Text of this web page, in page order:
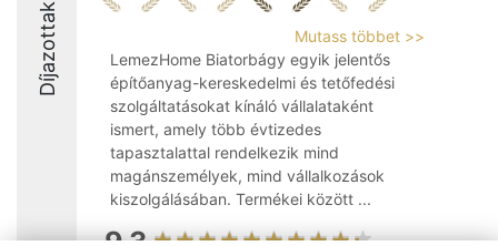
Díjazottak
Mutass többet >>
LemezHome Biatorbágy egyik jelentős
építőanyag-kereskedelmi és tetőfedési
szolgáltatásokat kínáló vállalataként
ismert, amely több évtizedes
tapasztalattal rendelkezik mind
magánszemélyek, mind vállalkozások
kiszolgálásában. Termékei között ...